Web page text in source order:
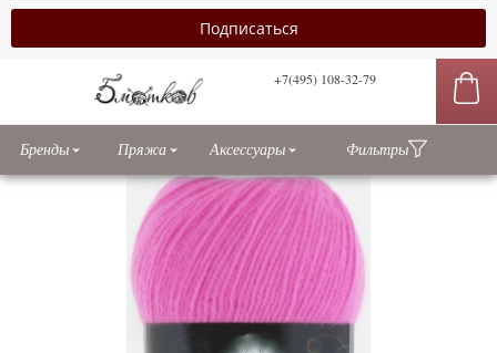
+7(495) 108-32-79
Бренды Пряжа Аксессуары Фильтры